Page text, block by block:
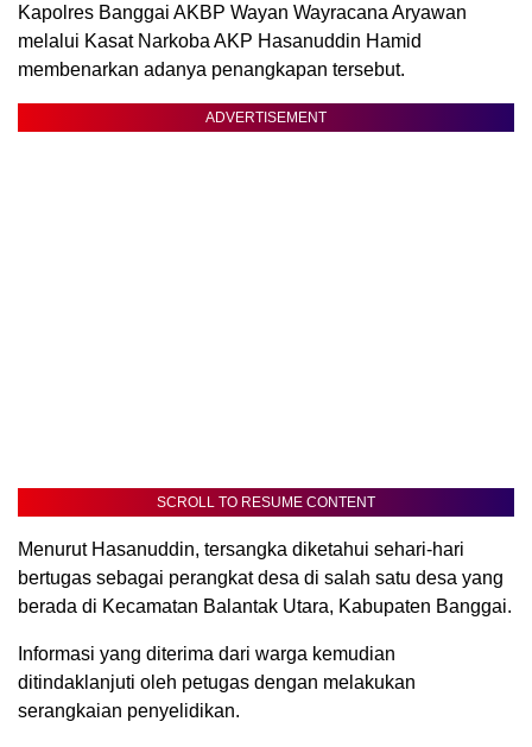
Kapolres Banggai AKBP Wayan Wayracana Aryawan
melalui Kasat Narkoba AKP Hasanuddin Hamid
membenarkan adanya penangkapan tersebut.
ADVERTISEMENT
SCROLL TO RESUME CONTENT
Menurut Hasanuddin, tersangka diketahui sehari-hari
bertugas sebagai perangkat desa di salah satu desa yang
berada di Kecamatan Balantak Utara, Kabupaten Banggai.
Informasi yang diterima dari warga kemudian
ditindaklanjuti oleh petugas dengan melakukan
serangkaian penyelidikan.